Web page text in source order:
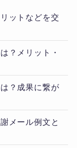
ットなどを交
？メリット・
？成果に繋が
メール例文と